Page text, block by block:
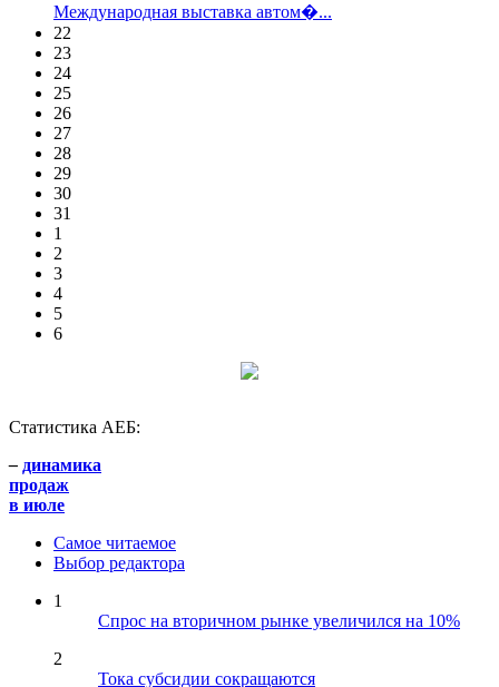
Международная выставка автом�...
22
23
24
25
26
27
28
29
30
31
1
2
3
4
5
6
Статистика АЕБ:
– динамика
продаж
в июле
Самое читаемое
Выбор редактора
1
Спрос на вторичном рынке увеличился на 10%
2
Тока субсидии сокращаются